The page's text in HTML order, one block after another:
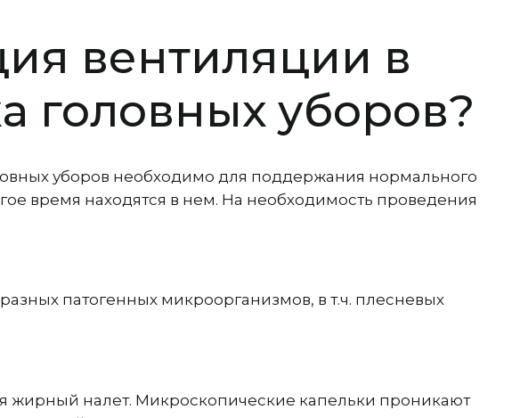
вентиляции в
головных уборов?
уборов необходимо для поддержания нормального
время находятся в нем. На необходимость проведения
патогенных микроорганизмов, в т.ч. плесневых
жирный налет. Микроскопические капельки проникают